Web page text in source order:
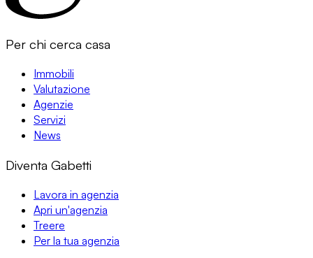
Per chi cerca casa
Immobili
Valutazione
Agenzie
Servizi
News
Diventa Gabetti
Lavora in agenzia
Apri un'agenzia
Treere
Per la tua agenzia